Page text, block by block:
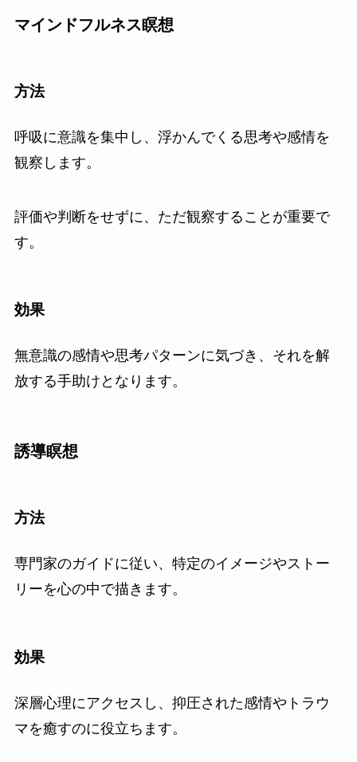
マインドフルネス瞑想
方法
呼吸に意識を集中し、浮かんでくる思考や感情を
観察します。
評価や判断をせずに、ただ観察することが重要で
す。
効果
無意識の感情や思考パターンに気づき、それを解
放する手助けとなります。
誘導瞑想
方法
専門家のガイドに従い、特定のイメージやストー
リーを心の中で描きます。
効果
深層心理にアクセスし、抑圧された感情やトラウ
マを癒すのに役立ちます。